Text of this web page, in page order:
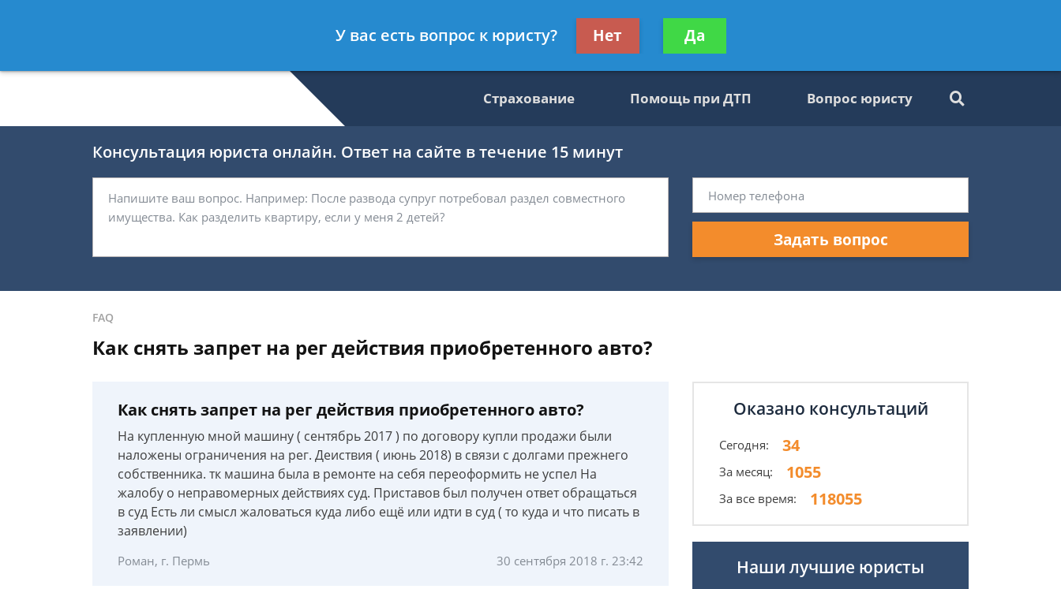
- Автоюрист, консультант
Получите консультацию
бесплатно
Страхование Помощь при ДТП Вопрос юристу
Консультация юриста онлайн. Ответ на сайте в течение 15 минут
Задать вопрос
FAQ
Как снять запрет на рег действия приобретенного авто?
Как снять запрет на рег действия приобретенного авто?
На купленную мной машину ( сентябрь 2017 ) по договору купли продажи были
наложены ограничения на рег. Деиствия ( июнь 2018) в связи с долгами прежнего
собственника. тк машина была в ремонте на себя переоформить не успел На
жалобу о неправомерных действиях суд. Приставов был получен ответ обращаться
в суд Есть ли смысл жаловаться куда либо ещё или идти в суд ( то куда и что писать в
заявлении)
Роман, г. Пермь 30 сентября 2018 г. 23:42
Оказано консультаций
Сегодня: 34
За месяц: 1055
За все время: 118055
Наши лучшие юристы
У вас есть вопрос к юристу? Нет Да